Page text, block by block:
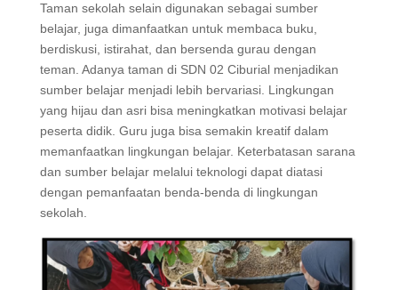
Taman sekolah selain digunakan sebagai sumber
belajar, juga dimanfaatkan untuk membaca buku,
berdiskusi, istirahat, dan bersenda gurau dengan
teman. Adanya taman di SDN 02 Ciburial menjadikan
sumber belajar menjadi lebih bervariasi. Lingkungan
yang hijau dan asri bisa meningkatkan motivasi belajar
peserta didik. Guru juga bisa semakin kreatif dalam
memanfaatkan lingkungan belajar. Keterbatasan sarana
dan sumber belajar melalui teknologi dapat diatasi
dengan pemanfaatan benda-benda di lingkungan
sekolah.